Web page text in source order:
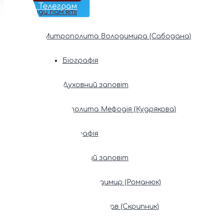
Наш Телеграм
Фонди пам’яті
Митрополита Володимира (Сабодана)
Біографія
Духовний заповіт
Митрополита Мефодія (Кудрякова)
Біографія
Духовний заповіт
Патріарх Володимир (Романюк)
Патріарх Мстислав (Скрипник)